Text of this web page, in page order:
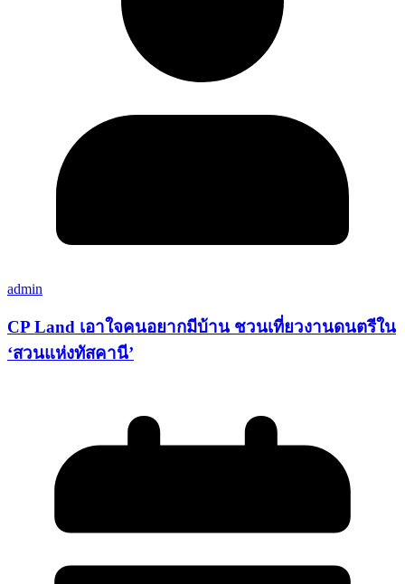
admin
CP Land เอาใจคนอยากมีบ้าน ชวนเที่ยวงานดนตรีใน
‘สวนแห่งทัสคานี’